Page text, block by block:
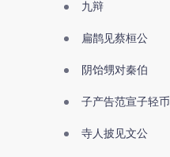
九辩
扁鹊见蔡桓公
阴饴甥对秦伯
子产告范宣子轻币
寺人披见文公